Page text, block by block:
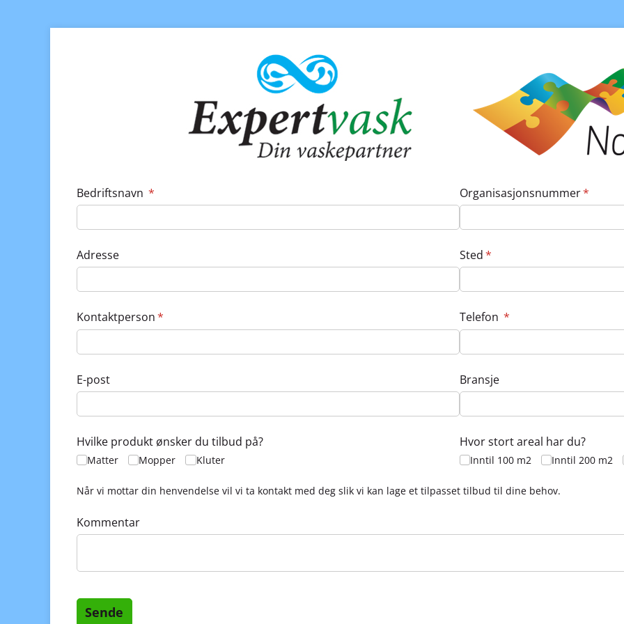
Bedriftsnavn *
(nødvendig) Organisasjonsnummer*
Adresse Sted*
(nødvendig)
Kontaktperson*
(nødvendig) Telefon *
(nødvendig)
E-post Bransje
Hvilke produkt ønsker du tilbud på?
Matter Mopper Kluter
Hvor stort areal har du?
Inntil 100 m2 Inntil 200 m2
Når vi mottar din henvendelse vil vi ta kontakt med deg slik vi kan lage et tilpasset tilbud til dine behov.
Kommentar
Sende